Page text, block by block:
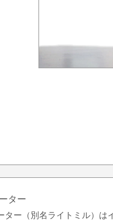
ター
ター（別名ライトミル）は